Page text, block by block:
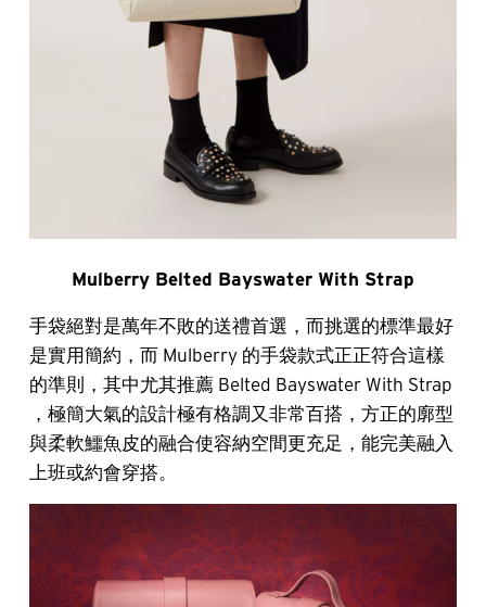
Mulberry Belted Bayswater With Strap
手袋絕對是萬年不敗的送禮首選，而挑選的標準最好
是實用簡約，而 Mulberry 的手袋款式正正符合這樣
的準則，其中尤其推薦 Belted Bayswater With Strap
，極簡大氣的設計極有格調又非常百搭，方正的廓型
與柔軟鱷魚皮的融合使容納空間更充足，能完美融入
上班或約會穿搭。